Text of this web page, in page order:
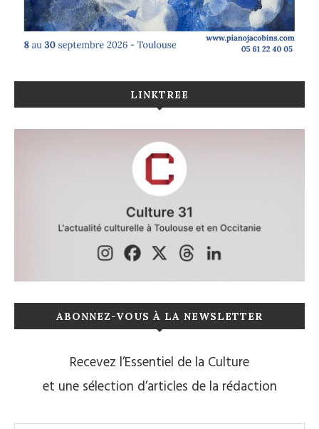
LINKTREE
ABONNEZ-VOUS À LA NEWSLETTER
Recevez l’Essentiel de la Culture
et une sélection d’articles de la rédaction